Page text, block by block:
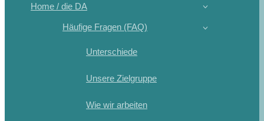
Home / die DA
Häufige Fragen (FAQ)
Unterschiede
Unsere Zielgruppe
Wie wir arbeiten